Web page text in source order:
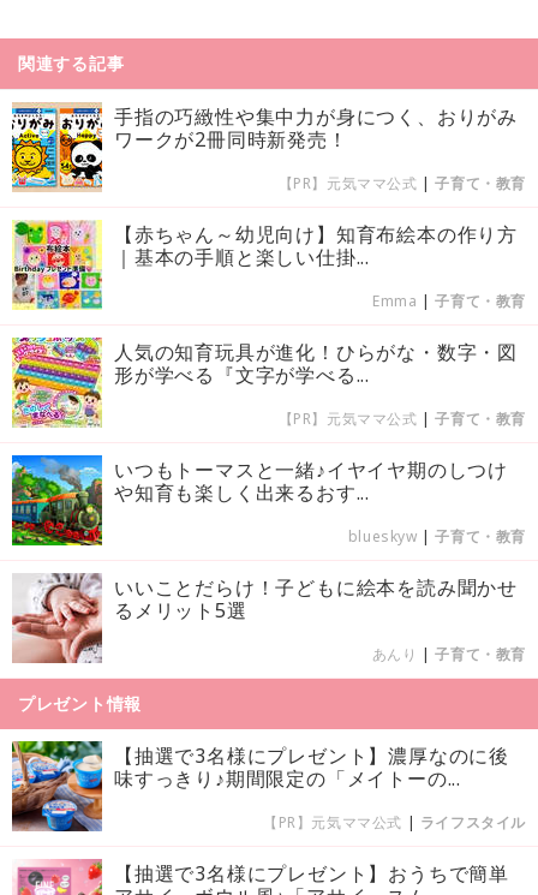
関連する記事
手指の巧緻性や集中力が身につく、おりがみ
ワークが2冊同時新発売！
【PR】元気ママ公式 |子育て・教育
【赤ちゃん～幼児向け】知育布絵本の作り方
｜基本の手順と楽しい仕掛...
Emma |子育て・教育
人気の知育玩具が進化！ひらがな・数字・図
形が学べる『文字が学べる...
【PR】元気ママ公式 |子育て・教育
いつもトーマスと一緒♪イヤイヤ期のしつけ
や知育も楽しく出来るおす...
blueskyw |子育て・教育
いいことだらけ！子どもに絵本を読み聞かせ
るメリット5選
あんり |子育て・教育
プレゼント情報
【抽選で3名様にプレゼント】濃厚なのに後
味すっきり♪期間限定の「メイトーの...
【PR】元気ママ公式 | ライフスタイル
【抽選で3名様にプレゼント】おうちで簡単